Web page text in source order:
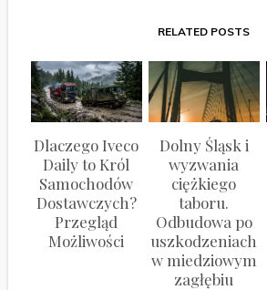
RELATED POSTS
Dlaczego Iveco
Daily to Król
Samochodów
Dostawczych?
Przegląd
Możliwości
Dolny Śląsk i
wyzwania
ciężkiego
taboru.
Odbudowa po
uszkodzeniach
w miedziowym
zagłębiu